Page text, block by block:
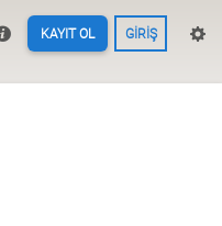
KAYIT OL GIRIŞ